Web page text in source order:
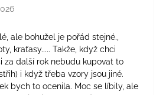
obchodu je 4 z 5 hviezdičiek.
ale bohužel je pořád stejné.,
kraťasy..... Takže, když chci
za další rok nebudu kupovat to
i když třeba vzory jsou jiné.
bych to ocenila. Moc se líbily, ale